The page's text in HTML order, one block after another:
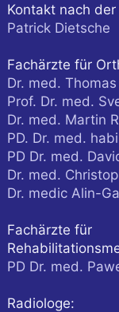
Kontakt nach
Patrick Dietsche
Fachärzte für
Dr. med.
Prof. Dr. med.
Dr. med. Martin
PD. Dr. med.
PD Dr. med.
Dr. med.
Dr. medic Alin-
Fachärzte für
PD Dr. med.
Radiologe: